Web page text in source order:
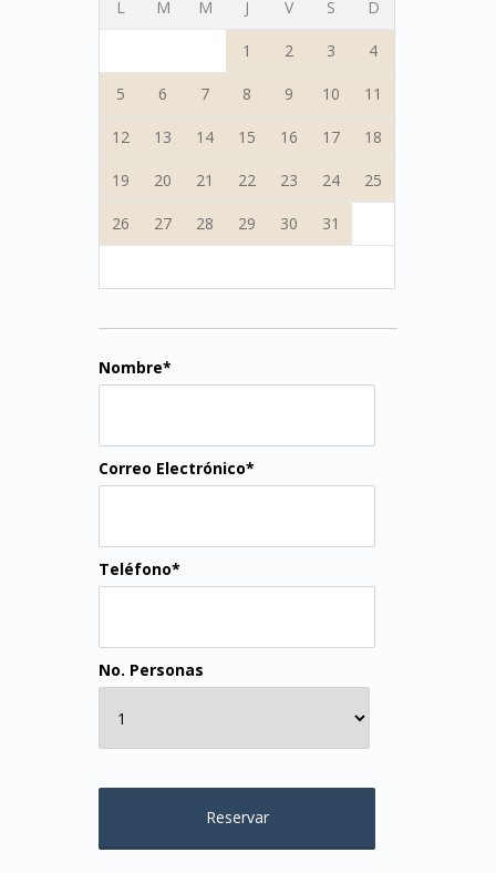
L M M J V S D
1 2 3 4
5 6 7 8 9 10 11
12 13 14 15 16 17 18
19 20 21 22 23 24 25
26 27 28 29 30 31
Nombre*
Correo Electrónico*
Teléfono*
No. Personas